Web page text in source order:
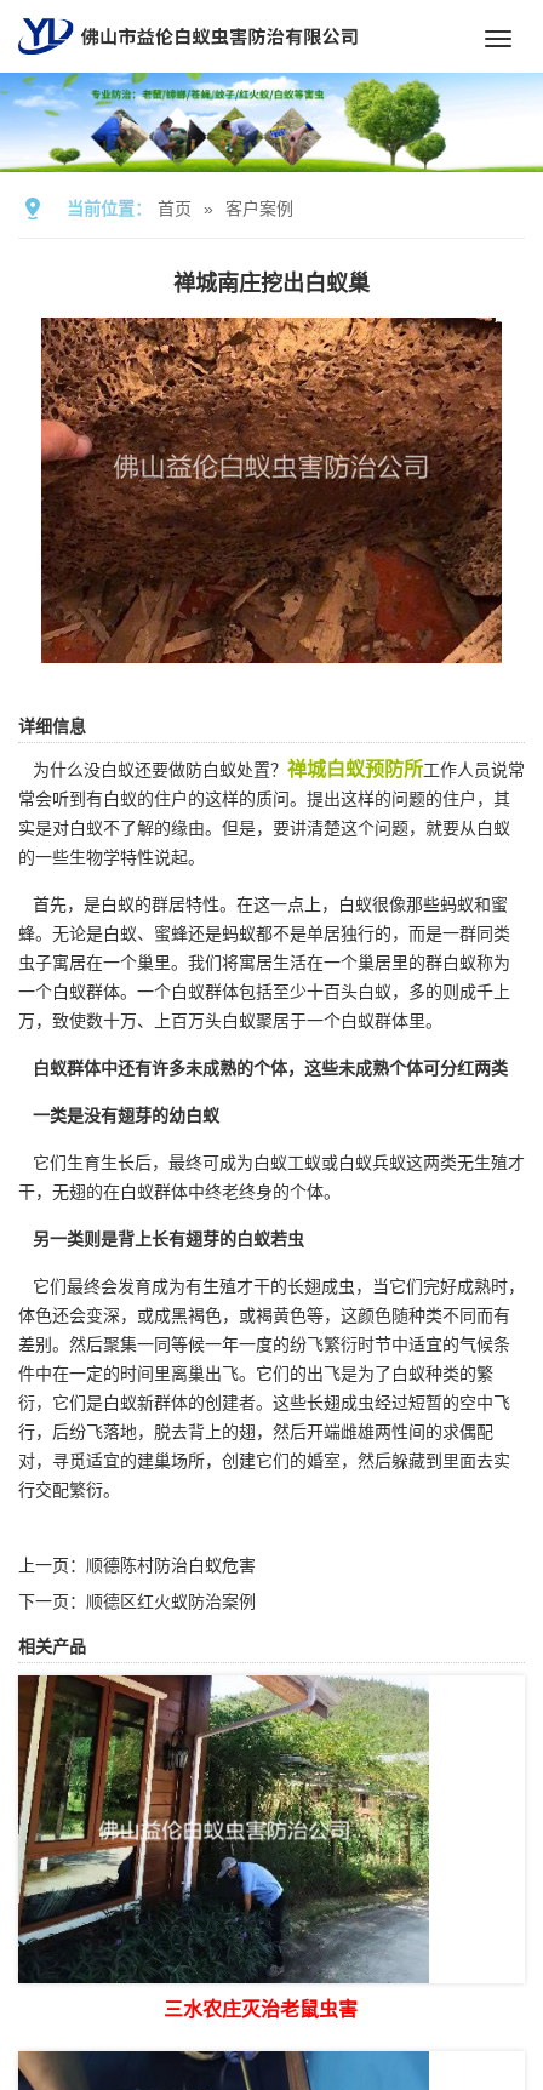
当前位置： 首页 » 客户案例
禅城南庄挖出白蚁巢
详细信息
为什么没白蚁还要做防白蚁处置？ 禅城白蚁预防所工作人员说常
常会听到有白蚁的住户的这样的质问。提出这样的问题的住户，其
实是对白蚁不了解的缘由。但是，要讲清楚这个问题，就要从白蚁
的一些生物学特性说起。
首先，是白蚁的群居特性。在这一点上，白蚁很像那些蚂蚁和蜜
蜂。无论是白蚁、蜜蜂还是蚂蚁都不是单居独行的，而是一群同类
虫子寓居在一个巢里。我们将寓居生活在一个巢居里的群白蚁称为
一个白蚁群体。一个白蚁群体包括至少十百头白蚁，多的则成千上
万，致使数十万、上百万头白蚁聚居于一个白蚁群体里。
白蚁群体中还有许多未成熟的个体，这些未成熟个体可分红两类
一类是没有翅芽的幼白蚁
它们生育生长后，最终可成为白蚁工蚁或白蚁兵蚁这两类无生殖才
干，无翅的在白蚁群体中终老终身的个体。
另一类则是背上长有翅芽的白蚁若虫
它们最终会发育成为有生殖才干的长翅成虫，当它们完好成熟时，
体色还会变深，或成黑褐色，或褐黄色等，这颜色随种类不同而有
差别。然后聚集一同等候一年一度的纷飞繁衍时节中适宜的气候条
件中在一定的时间里离巢出飞。 它们的出飞是为了白蚁种类的繁
衍，它们是白蚁新群体的创建者。这些长翅成虫经过短暂的空中飞
行，后纷飞落地，脱去背上的翅，然后开端雌雄两性间的求偶配
对，寻觅适宜的建巢场所，创建它们的婚室，然后躲藏到里面去实
行交配繁衍。
上一页： 顺德陈村防治白蚁危害
下一页： 顺德区红火蚁防治案例
相关产品
三水农庄灭治老鼠虫害